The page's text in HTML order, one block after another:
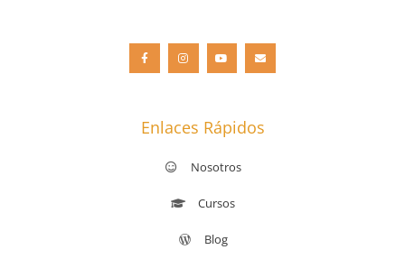
c
e
b
o
s
t
a
g
u
t
u
b
v
e
l
o
Enlaces Rápidos
Nosotros
Cursos
Blog